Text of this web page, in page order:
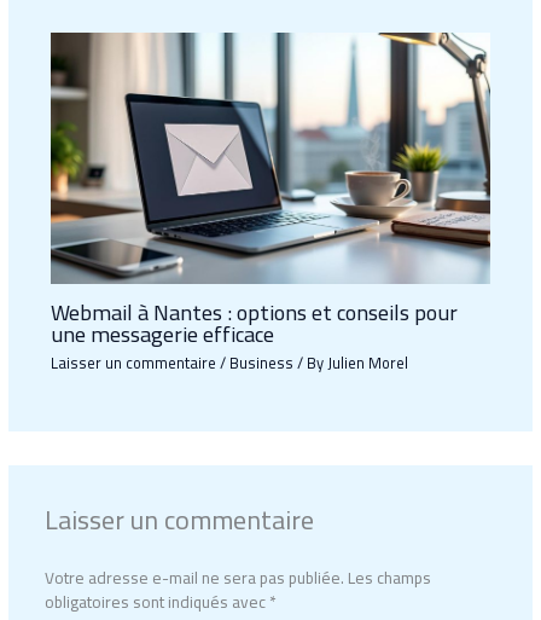
Webmail à Nantes : options et conseils pour
une messagerie efficace
Laisser un commentaire/Business/ ByJulien Morel
Laisser un commentaire
Votre adresse e-mail ne sera pas publiée.Les champs
obligatoires sont indiqués avec*